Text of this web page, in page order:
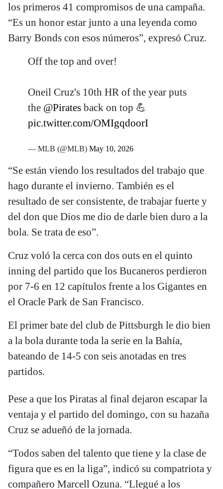
los primeros 41 compromisos de una campaña.
“Es un honor estar junto a una leyenda como
Barry Bonds con esos números”, expresó Cruz.
Off the top and over!
Oneil Cruz's 10th HR of the year puts
the @Pirates back on top 💪
pic.twitter.com/OMIgqdoorI
— MLB (@MLB) May 10, 2026
“Se están viendo los resultados del trabajo que
hago durante el invierno. También es el
resultado de ser consistente, de trabajar fuerte y
del don que Dios me dio de darle bien duro a la
bola. Se trata de eso”.
Cruz voló la cerca con dos outs en el quinto
inning del partido que los Bucaneros perdieron
por 7-6 en 12 capítulos frente a los Gigantes en
el Oracle Park de San Francisco.
El primer bate del club de Pittsburgh le dio bien
a la bola durante toda la serie en la Bahía,
bateando de 14-5 con seis anotadas en tres
partidos.
Pese a que los Piratas al final dejaron escapar la
ventaja y el partido del domingo, con su hazaña
Cruz se adueñó de la jornada.
“Todos saben del talento que tiene y la clase de
figura que es en la liga”, indicó su compatriota y
compañero Marcell Ozuna. “Llegué a los